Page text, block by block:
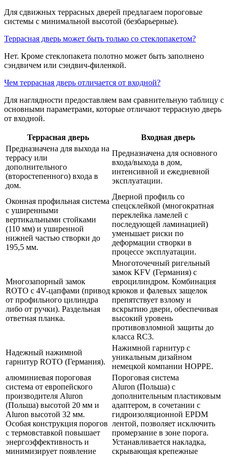
Для сдвижных террасных дверей предлагаем пороговые
системы с минимальной высотой (безбарьерные).
Террасная дверь может быть только со стеклопакетом?
Нет. Кроме стеклопакета полотно может быть заполнено
сэндвичем или сэндвич-филенкой.
Чем террасная дверь отличается от входной?
Для наглядности предоставляем вам сравнительную таблицу с
основными параметрами, которые отличают террасную дверь
от входной.
Террасная дверь
Входная дверь
Предназначена для выхода на
террасу или
дополнительного
(второстепенного) входа в
дом.
Предназначена для основного
входа/выхода в дом,
интенсивной и ежедневной
эксплуатации.
Оконная профильная система
с уширенными
вертикальными стойками
(110 мм) и уширенной
нижней частью створки до
195,5 мм.
Дверной профиль со
спецсклейкой (многократная
переклейка ламелей с
последующей ламинацией)
уменьшает риски по
деформации створки в
процессе эксплуатации.
Многозапорный замок
ROTO с 4V-цапфами (привод
от профильного цилиндра
либо от ручки). Раздельная
ответная планка.
Многоточечный ригельный
замок KFV (Германия) с
евроцилиндром. Комбинация
крюков и фалевых защелок
препятствует взлому и
вскрытию двери, обеспечивая
высокий уровень
противовзломной защиты до
класса RС3.
Надежный нажимной
гарнитур ROTO (Германия).
Нажимной гарнитур с
уникальным дизайном
немецкой компании HOPPE.
алюминиевая пороговая
система от европейского
производителя Aluron
(Польша) высотой 20 мм и
Aluron высотой 32 мм.
Особая конструкция порогов
с термовставкой повышает
энергоэффективность и
минимизирует появление
Пороговая система
Aluron (Польша) с
дополнительным пластиковым
адаптером, в сочетании с
гидроизоляционной EPDM
лентой, позволяет исключить
промерзание в зоне порога.
Устанавливается накладка,
скрывающая крепежные